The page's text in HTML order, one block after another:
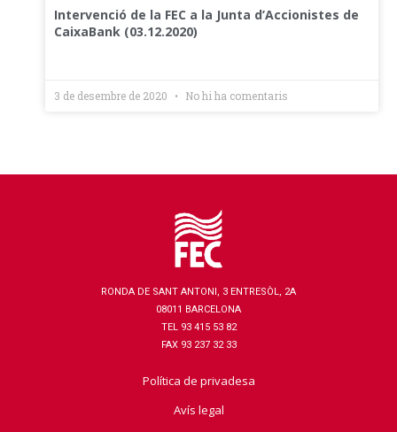
Intervenció de la FEC a la Junta d’Accionistes de
CaixaBank (03.12.2020)
3 de desembre de 2020 No hi ha comentaris
RONDA DE SANT ANTONI, 3 ENTRESÒL, 2A
08011 BARCELONA
TEL 93 415 53 82
FAX 93 237 32 33
Política de privadesa
Avís legal